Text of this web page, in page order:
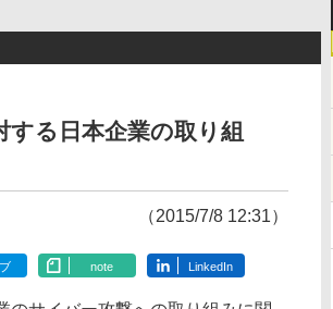
る日本企業の取り組
（2015/7/8 12:31）
note LinkedIn